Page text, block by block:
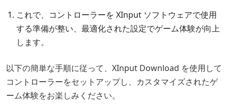
これで、コントローラーを XInput ソフトウェアで使用
する準備が整い、最適化された設定でゲーム体験が向上
します。
以下の簡単な手順に従って、XInput Download を使用して
コントローラーをセットアップし、カスタマイズされたゲ
ーム体験をお楽しみください。